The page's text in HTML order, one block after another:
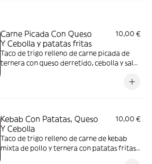
Carne Picada Con Queso
Y Cebolla y patatas fritas
10,00 €
Taco de trigo relleno de carne picada de
ternera con queso derretido, cebolla y salsa
Kebab Con Patatas, Queso
Y Cebolla
10,00 €
Taco de trigo relleno de carne de kebab
mixta de pollo y ternera con patatas fritas,